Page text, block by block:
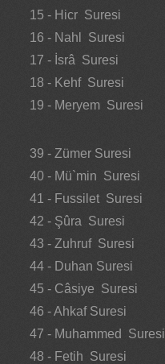
15 - Hicr Suresi
16 - Nahl Suresi
17 - İsrâ Suresi
18 - Kehf Suresi
19 - Meryem Suresi
39 - Zümer Suresi
40 - Mü`min Suresi
41 - Fussilet Suresi
42 - Şûra Suresi
43 - Zuhruf Suresi
44 - Duhan Suresi
45 - Câsiye Suresi
46 - Ahkaf Suresi
47 - Muhammed Suresi
48 - Fetih Suresi